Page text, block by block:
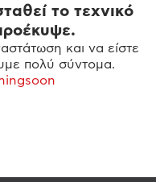
το τεχνικό
και να είστε
πολύ σύντομα.